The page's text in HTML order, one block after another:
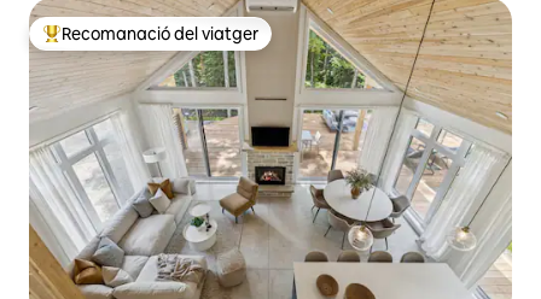
Principals recomanacions dels viatgers
Recomanació del viatger